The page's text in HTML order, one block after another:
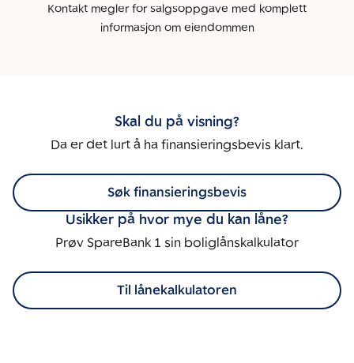
Kontakt megler for salgsoppgave med komplett
informasjon om eiendommen
Skal du på visning?
Da er det lurt å ha finansieringsbevis klart.
Søk finansieringsbevis
Usikker på hvor mye du kan låne?
Prøv SpareBank 1 sin boliglånskalkulator
Til lånekalkulatoren